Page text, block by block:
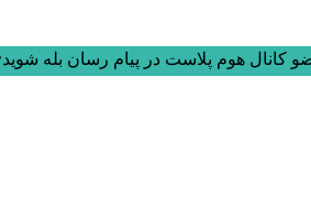
کانال هوم پلاست در پیام رسان بله